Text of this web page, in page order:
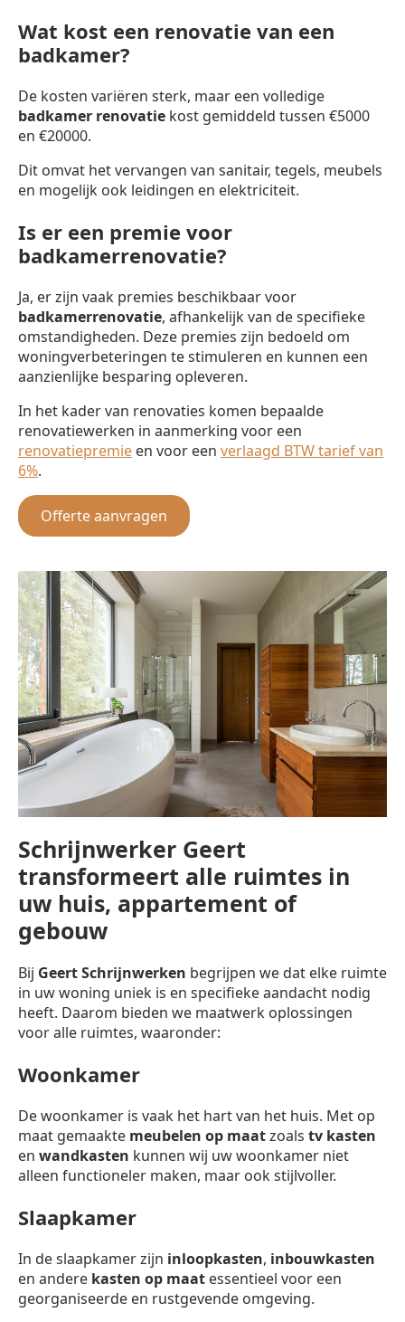
Wat kost een renovatie van een
badkamer?
De kosten variëren sterk, maar een volledige
badkamer renovatie kost gemiddeld tussen €5000
en €20000.
Dit omvat het vervangen van sanitair, tegels, meubels
en mogelijk ook leidingen en elektriciteit.
Is er een premie voor
badkamerrenovatie?
Ja, er zijn vaak premies beschikbaar voor
badkamerrenovatie, afhankelijk van de specifieke
omstandigheden. Deze premies zijn bedoeld om
woningverbeteringen te stimuleren en kunnen een
aanzienlijke besparing opleveren.
In het kader van renovaties komen bepaalde
renovatiewerken in aanmerking voor een
renovatiepremie en voor een verlaagd BTW tarief van
6%.
Offerte aanvragen
Schrijnwerker Geert
transformeert alle ruimtes in
uw huis, appartement of
gebouw
Bij Geert Schrijnwerken begrijpen we dat elke ruimte
in uw woning uniek is en specifieke aandacht nodig
heeft. Daarom bieden we maatwerk oplossingen
voor alle ruimtes, waaronder:
Woonkamer
De woonkamer is vaak het hart van het huis. Met op
maat gemaakte meubelen op maatzoals tv kasten
en wandkasten kunnen wij uw woonkamer niet
alleen functioneler maken, maar ook stijlvoller.
Slaapkamer
In de slaapkamer zijn inloopkasten, inbouwkasten
en andere kasten op maat essentieel voor een
georganiseerde en rustgevende omgeving.